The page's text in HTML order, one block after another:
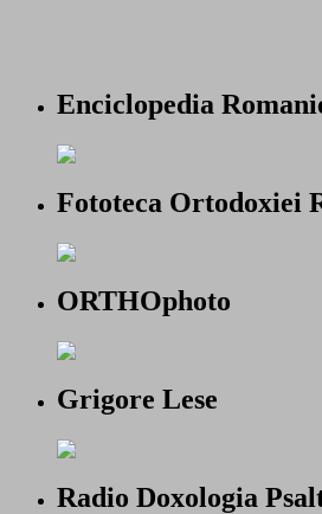
Enciclopedia
Fototeca Ortodoxiei
ORTHOphoto
Grigore Lese
Radio Doxologia